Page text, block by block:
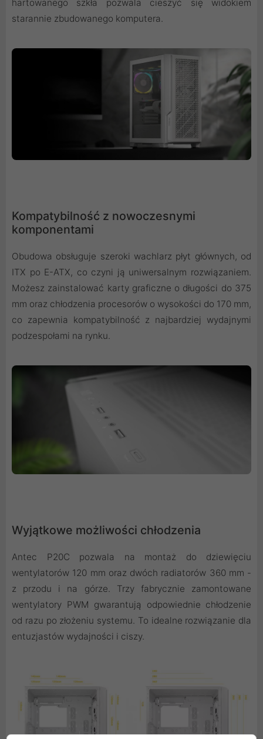
hartowanego szkła pozwala cieszyć się widokiem
starannie zbudowanego komputera.
Kompatybilność z nowoczesnymi
komponentami
Obudowa obsługuje szeroki wachlarz płyt głównych, od
ITX po E-ATX, co czyni ją uniwersalnym rozwiązaniem.
Możesz zainstalować karty graficzne o długości do 375
mm oraz chłodzenia procesorów o wysokości do 170 mm,
co zapewnia kompatybilność z najbardziej wydajnymi
podzespołami na rynku.
Wyjątkowe możliwości chłodzenia
Antec P20C pozwala na montaż do dziewięciu
wentylatorów 120 mm oraz dwóch radiatorów 360 mm -
z przodu i na górze. Trzy fabrycznie zamontowane
wentylatory PWM gwarantują odpowiednie chłodzenie
od razu po złożeniu systemu. To idealne rozwiązanie dla
entuzjastów wydajności i ciszy.